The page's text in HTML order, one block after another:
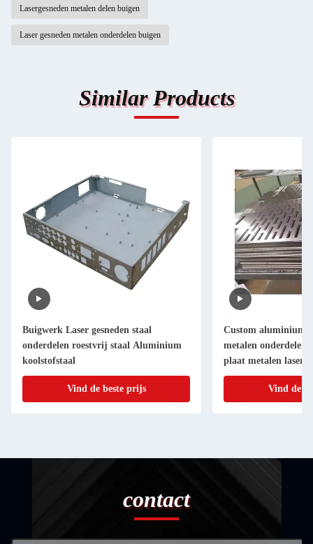
Lasergesneden metalen delen buigen
Laser gesneden metalen onderdelen buigen
Similar Products
Buigwerk Laser gesneden staal
onderdelen roestvrij staal Aluminium
koolstofstaal
Vind de beste prijs
Custom aluminium
metalen onderdelen
plaat metalen laser
Fabricatie plaat
Vind de
contact